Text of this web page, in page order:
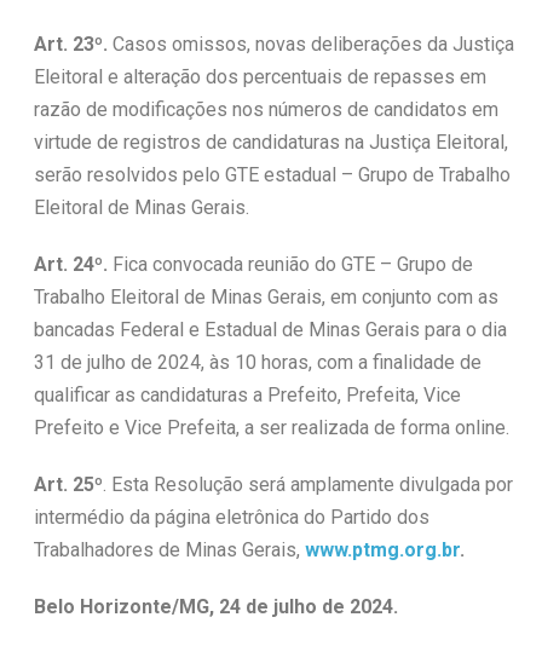
Art. 23º. Casos omissos, novas deliberações da Justiça
Eleitoral e alteração dos percentuais de repasses em
razão de modificações nos números de candidatos em
virtude de registros de candidaturas na Justiça Eleitoral,
serão resolvidos pelo GTE estadual – Grupo de Trabalho
Eleitoral de Minas Gerais.
Art. 24º. Fica convocada reunião do GTE – Grupo de
Trabalho Eleitoral de Minas Gerais, em conjunto com as
bancadas Federal e Estadual de Minas Gerais para o dia
31 de julho de 2024, às 10 horas, com a finalidade de
qualificar as candidaturas a Prefeito, Prefeita, Vice
Prefeito e Vice Prefeita, a ser realizada de forma online.
Art. 25º . Esta Resolução será amplamente divulgada por
intermédio da página eletrônica do Partido dos
Trabalhadores de Minas Gerais, www.ptmg.org.br.
Belo Horizonte/MG, 24 de julho de 2024.